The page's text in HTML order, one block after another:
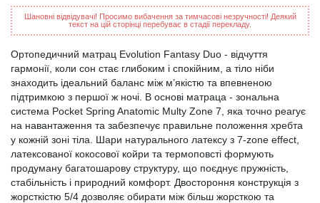
Шановні відвідувачі! Просимо вибачення за тимчасові незручності! Деякий
текст на цій сторінці перебуває в стадії перекладу.
Ортопедичний матрац Evolution Fantasy Duo - відчуття
гармонії, коли сон стає глибоким і спокійним, а тіло ніби
знаходить ідеальний баланс між м’якістю та впевненою
підтримкою з першої ж ночі. В основі матраца - зональна
система Pocket Spring Anatomic Multy Zone 7, яка точно реагує
на навантаження та забезпечує правильне положення хребта
у кожній зоні тіла. Шари натурального латексу з 7-zone effect,
латексованої кокосової койри та термоповсті формують
продуману багатошарову структуру, що поєднує пружність,
стабільність і природний комфорт. Двостороння конструкція з
жорсткістю 5/4 дозволяє обирати між більш жорсткою та